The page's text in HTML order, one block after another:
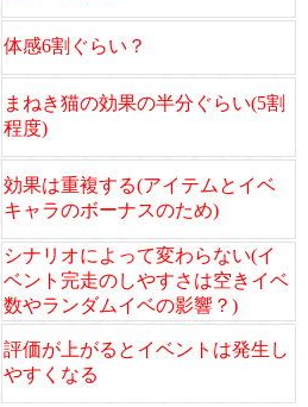
体感6割ぐらい？
まねき猫の効果の半分ぐらい(5割
程度)
効果は重複する(アイテムとイベ
キャラのボーナスのため)
シナリオによって変わらない(イ
ベント完走のしやすさは空きイベ
数やランダムイベの影響？)
評価が上がるとイベントは発生し
やすくなる